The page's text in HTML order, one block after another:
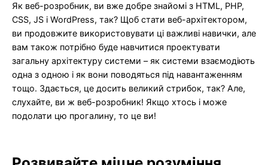
Як веб-розробник, ви вже добре знайомі з HTML, PHP,
CSS, JS і WordPress, так? Щоб стати веб-архітектором,
ви продовжите використовувати ці важливі навички, але
вам також потрібно буде навчитися проектувати
загальну архітектуру системи – як системи взаємодіють
одна з одною і як вони поводяться під навантаженням
тощо. Здається, це досить великий стрибок, так? Але,
слухайте, ви ж веб-розробник! Якщо хтось і може
подолати цю прогалину, то це ви!